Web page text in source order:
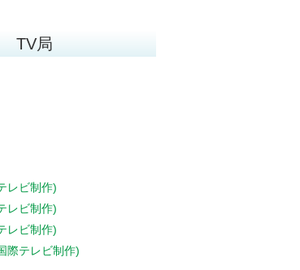
TV局
レビ制作)
レビ制作)
レビ制作)
際テレビ制作)